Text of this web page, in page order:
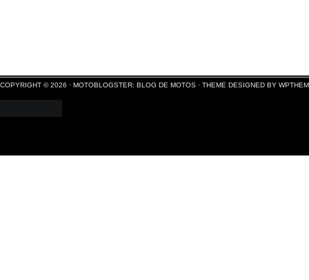
COPYRIGHT © 2026 · MOTOBLOGSTER: BLOG DE MOTOS · THEME DESIGNED BY